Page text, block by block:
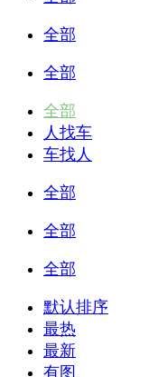
全部
全部
全部
人找车
车找人
全部
全部
全部
默认排序
最热
最新
有图